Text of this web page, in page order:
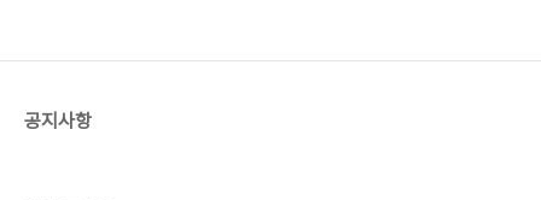
액정파손이 안되게 패널보호하시고 전체적으로 스폰
공지사항